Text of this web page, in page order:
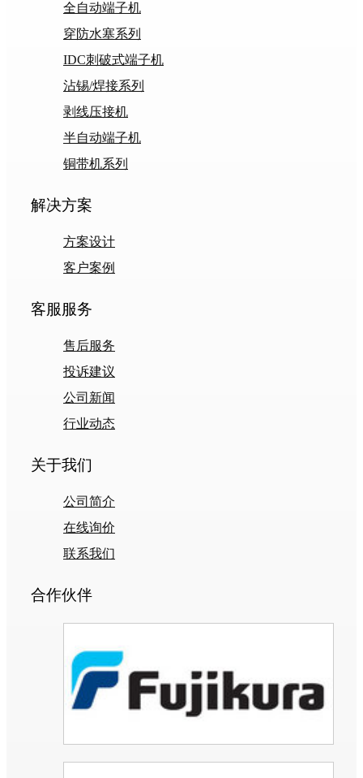
全自动端子机
穿防水塞系列
IDC刺破式端子机
沾锡/焊接系列
剥线压接机
半自动端子机
铜带机系列
解决方案
方案设计
客户案例
客服服务
售后服务
投诉建议
公司新闻
行业动态
关于我们
公司简介
在线询价
联系我们
合作伙伴